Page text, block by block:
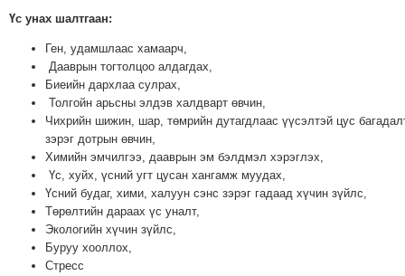
ЧУУЛГАНЫ
ТОЙРОНД
"ОУВС"-
ТОЙРОНД
ТАЙМ"ЫН
ТОЙРОНД
ГРАНАТ
Үс унах шалтгаан:
Ген, удамшлаас хамаарч,
Дааврын тогтолцоо алдагдах,
Биеийн дархлаа сулрах,
Толгойн арьсны элдэв халдварт өвчин,
Чихрийн шижин, шар, төмрийн дутагдлаас үүсэлтэй цус
зэрэг дотрын өвчин,
Химийн эмчилгээ, дааврын эм бэлдмэл хэрэглэх,
Үс, хуйх, үсний угт цусан хангамж муудах,
Үсний будаг, хими, халуун сэнс зэрэг гадаад хүчин зүйлс,
Төрөлтийн дараах үс уналт,
Экологийн хүчин зүйлс,
Буруу хооллох,
Стресс